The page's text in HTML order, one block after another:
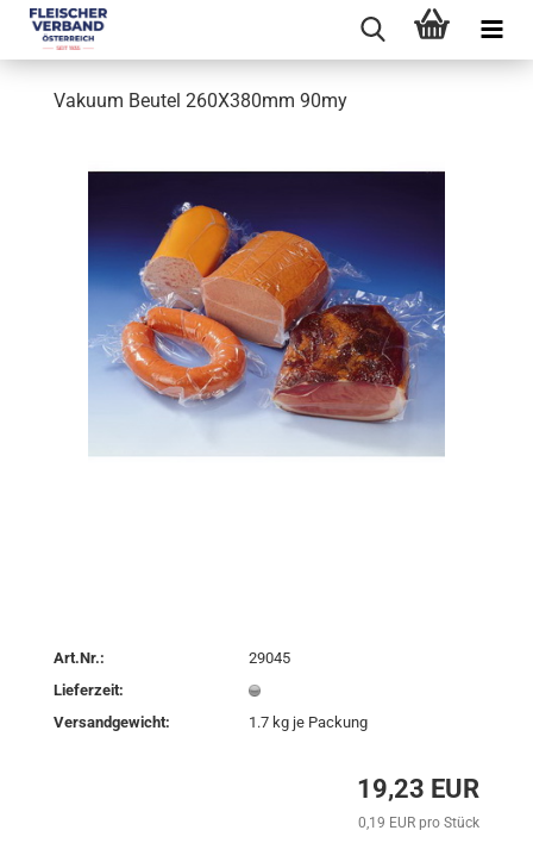
Vakuum Beutel 260X380mm 90my
Art.Nr.:
29045
Lieferzeit:
Versandgewicht:
1.7 kg je Packung
19,23 EUR
0,19 EUR pro Stück